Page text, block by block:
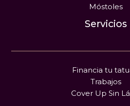
Móstoles
Servicios
Financia tu
Trabajos
Cover Up Sin